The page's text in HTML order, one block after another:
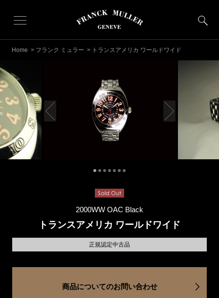
Home > フランク ミュラー > トランスアメリカ ワールドワイド
2000WW OAC Black
トランスアメリカ ワールドワイド
正規認定中古品
商品についてのお問い合わせ